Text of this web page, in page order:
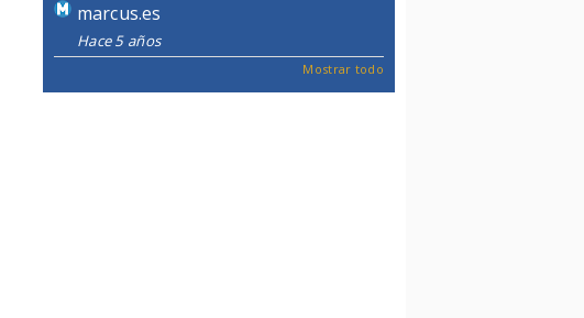
marcus.es
Hace 5 años
Mostrar todo